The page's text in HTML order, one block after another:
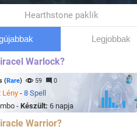
Hearthstone paklik
Legjobbak
Warlock?
(Rare) 59 0
Lény - 8 Spell
- Készült: 6 napja
Warrior?